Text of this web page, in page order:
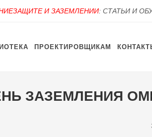
И ЗАЗЕМЛЕНИИ: СТАТЬИ И
ПРОЕКТИРОВЩИКАМ
ЗАЗЕМЛЕНИЯ